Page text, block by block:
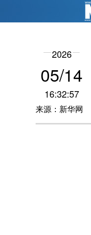
2026
05/14
16:32:57
来源：新华网